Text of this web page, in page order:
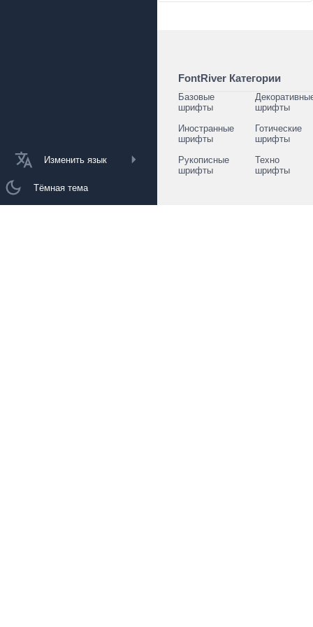
Изменить язык
Тёмная тема
FontRiver Категории
Базовые
шрифты
шрифты
Иностранные
шрифты
Готические
шрифты
Рукописные
шрифты
Техно
шрифты